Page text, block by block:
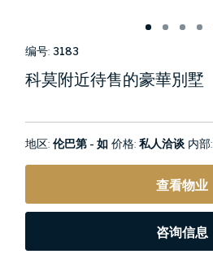
编号:3183
科莫附近待售的豪華別墅
地区:伦巴第 - 如价格:私人洽谈 内部:
查看物业
咨询信息